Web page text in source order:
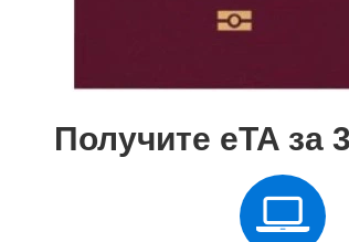
Получите eTA за